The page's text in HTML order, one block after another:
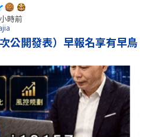
時前
公開發表）早報名享有早鳥